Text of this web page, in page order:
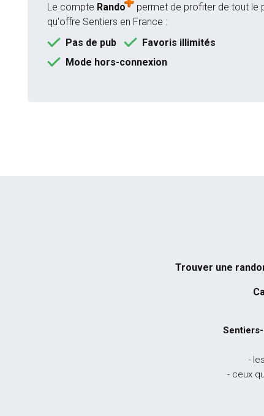
Le compte Rando
permet de profiter de tout le
qu'offre Sentiers en France :
Pas de pub
Favoris illimités
Mode hors-connexion
Trouver une
-
- ceux